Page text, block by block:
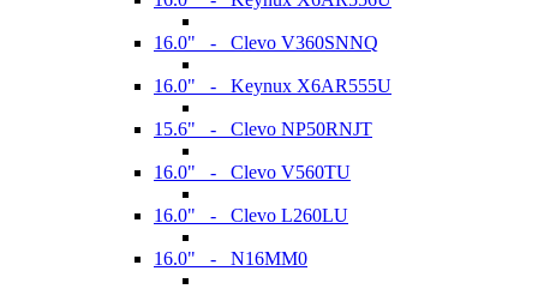
16.0" - Clevo V360SNNQ
16.0" - Keynux X6AR555U
15.6" - Clevo NP50RNJT
16.0" - Clevo V560TU
16.0" - Clevo L260LU
16.0" - N16MM0